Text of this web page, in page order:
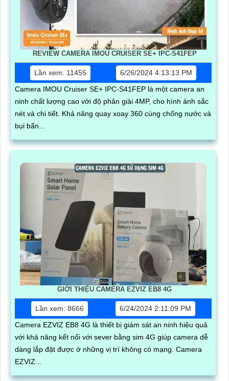
REVIEW CAMERA IMOU CRUISER SE+ IPC-S41FEP
Lần xem: 11455
6/26/2024 4:13:13 PM
Camera IMOU Cruiser SE+ IPC-S41FEP là một camera an
ninh chất lượng cao với độ phân giải 4MP, cho hình ảnh sắc
nét và chi tiết. Khả năng quay xoay 360 cùng chống nước và
bụi bẩn...
GIỚI THIỆU CAMERA EZVIZ EB8 4G
Lần xem: 8666
6/24/2024 2:11:09 PM
Camera EZVIZ EB8 4G là thiết bị giám sát an ninh hiệu quả
với khả năng kết nối với sever bằng sim 4G giúp camera dễ
dàng lắp đặt được ở những vị trí không có mạng. Camera
EZVIZ...